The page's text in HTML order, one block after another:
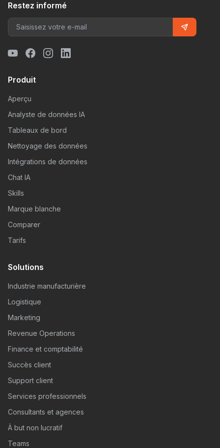
Restez informé
Produit
Aperçu
Analyste de données IA
Tableaux de bord
Nettoyage des données
Intégrations de données
Chat IA
Skills
Marque blanche
Comparer
Tarifs
Solutions
Industrie manufacturière
Logistique
Marketing
Revenue Operations
Finance et comptabilité
Succès client
Support client
Services professionnels
Consultants et agences
À but non lucratif
Teams